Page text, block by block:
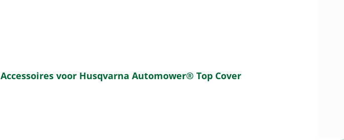
Accessoires voor Husqvarna Automower® Top Cover